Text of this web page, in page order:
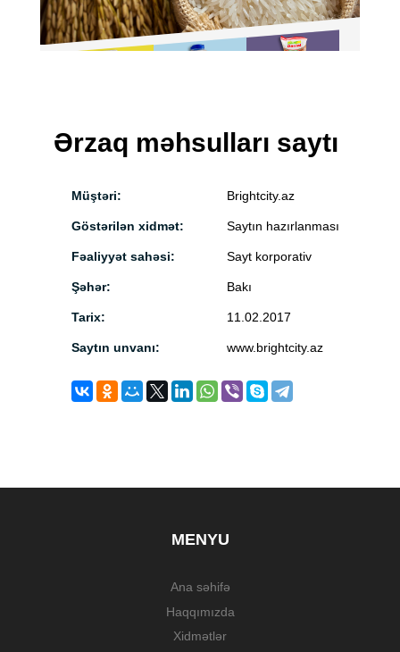
Ərzaq məhsulları saytı
Müştəri: Brightcity.az
Göstərilən xidmət: Saytın hazırlanması
Fəaliyyət sahəsi: Sayt korporativ
Şəhər: Bakı
Tarix: 11.02.2017
Saytın unvanı: www.brightcity.az
MENYU
Ana səhifə
Haqqımızda
Xidmətlər